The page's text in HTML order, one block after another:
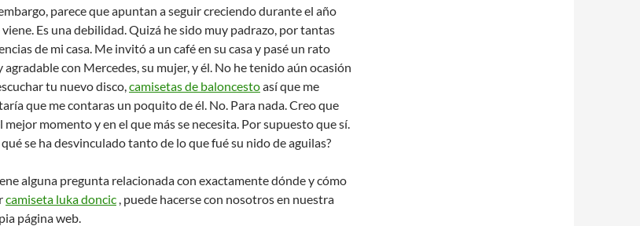
parece que apuntan a seguir creciendo durante el año
Es una debilidad. Quizá he sido muy padrazo, por tantas
de mi casa. Me invitó a un café en su casa y pasé un rato
agradable con Mercedes, su mujer, y él. No he tenido aún ocasión
tu nuevo disco,camisetas de baloncestoasí que me
que me contaras un poquito de él. No. Para nada. Creo que
mejor momento y en el que más se necesita. Por supuesto que sí.
se ha desvinculado tanto de lo que fué su nido de aguilas?
alguna pregunta relacionada con exactamente dónde y cómo
camiseta luka doncic , puede hacerse con nosotros en nuestra
página web.